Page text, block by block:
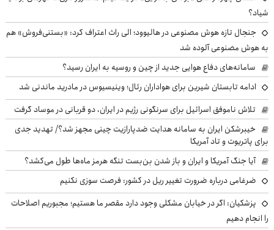
شیاد؟
جنجال تازه هوش مصنوعی در هالیوود؛ الی راث اعتراف کرد: «بستنی‌فروش» هم
به هوش مصنوعی آلوده شد
سامانه‌های دفاع هوایی جدید از چین و روسیه به ایران رسید؟
ادامه تابستان شیرین برای هواداران رئال؛ وینیسیوس در مادرید ماندنی شد
تلاش ناموفق اسرائیل برای سرنگونی رژیم در ایران، دو قربانی در موساد گرفت
خیبرشکن ایران به سامانه هدایت ضدپارازیت چینی مجهز شد؟/ تهدید جدی
برای پاتریوت و تاد آمریکا
آیا جنگ آمریکا و ایران و باز شدن بن‌بست تنگه هرمز ماه‌ها طول می‌کشد؟
ضرغامی درباره ضرورت تغییر ریل در کشور: فرصت سوزی نکنیم
پزشکیان: اگر در خیابان مشکلی وجود دارد مقصر ما هستیم؛ مجبوریم اصلاحات
را انجام دهیم